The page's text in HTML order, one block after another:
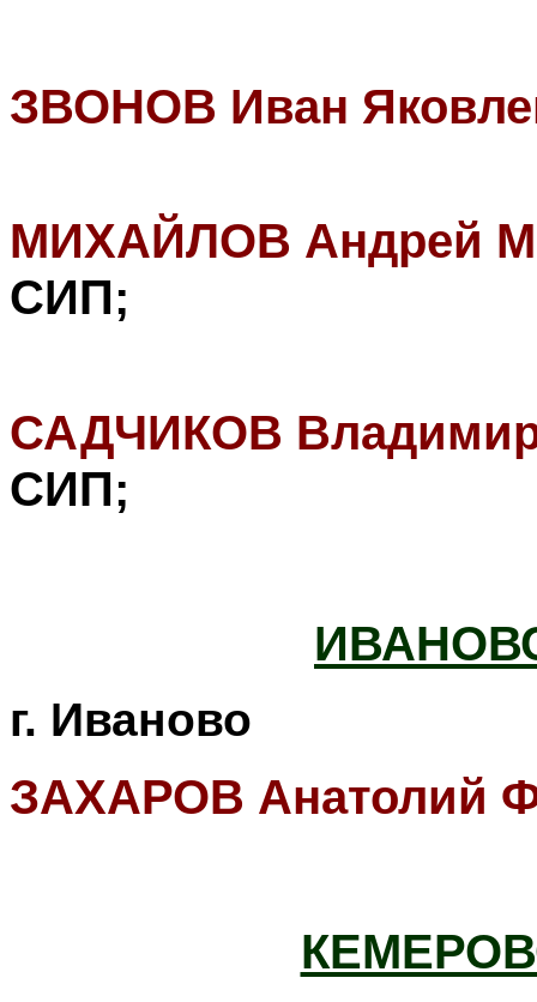
ЗВОНОВ Иван
МИХАЙЛОВ Андрей
СИП;
САДЧИКОВ
СИП;
г. Иваново
ЗАХАРОВ Анатолий